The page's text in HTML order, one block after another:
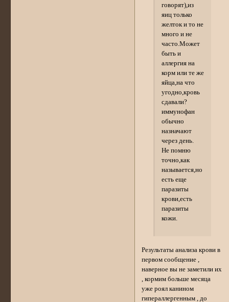
говорят),из
яиц только
желток и то не
много и не
часто.Может
быть и
аллергия на
корм или те же
яйца,на что
угодно,кровь
сдавали?
иммунофан
обычно
назначают
через день.
Не помню
точно,как
называется,но
есть еще
паразиты
крови,есть
паразиты
кожи.
Результаты анализа крови в
первом сообщение ,
наверное вы не заметили их
, кормим больше месяца
уже роял канином
гипераллергенным , до